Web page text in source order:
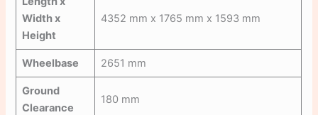
Width x
Height
4352 mm x 1765 mm x 1593 mm
Wheelbase 2651 mm
Ground
Clearance
180 mm